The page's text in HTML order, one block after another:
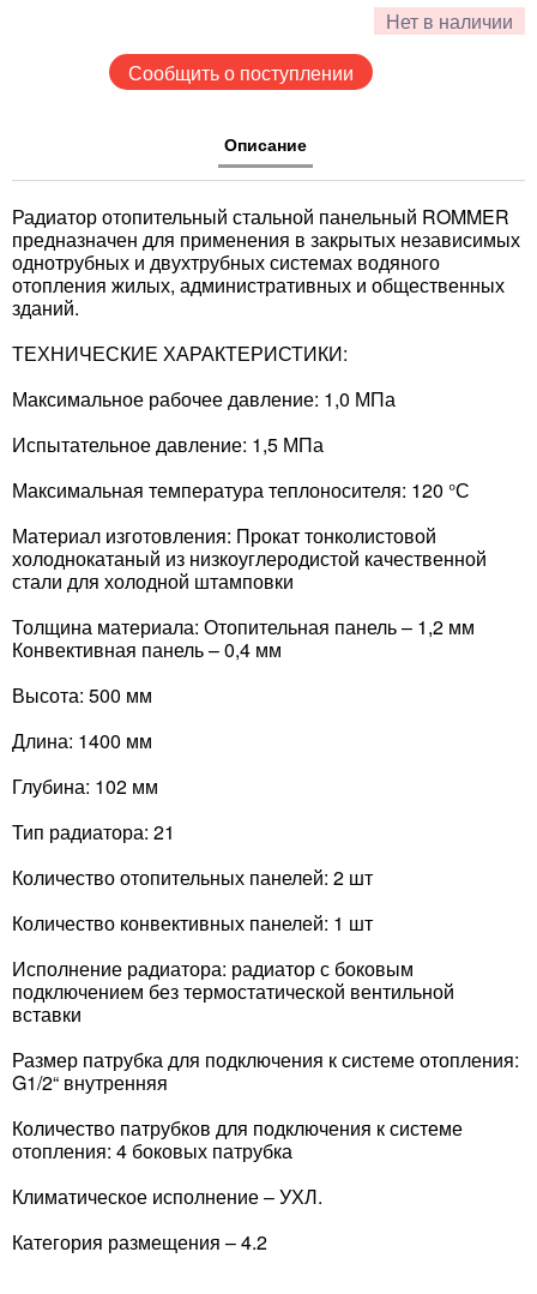
Нет в наличии
Сообщить о поступлении
Описание
Радиатор отопительный стальной панельный ROMMER
предназначен для применения в закрытых независимых
однотрубных и двухтрубных системах водяного
отопления жилых, административных и общественных
зданий.
ТЕХНИЧЕСКИЕ ХАРАКТЕРИСТИКИ:
Максимальное рабочее давление: 1,0 МПа
Испытательное давление: 1,5 МПа
Максимальная температура теплоносителя: 120 °С
Материал изготовления: Прокат тонколистовой
холоднокатаный из низкоуглеродистой качественной
стали для холодной штамповки
Толщина материала: Отопительная панель – 1,2 мм
Конвективная панель – 0,4 мм
Высота: 500 мм
Длина: 1400 мм
Глубина: 102 мм
Тип радиатора: 21
Количество отопительных панелей: 2 шт
Количество конвективных панелей: 1 шт
Исполнение радиатора: радиатор с боковым
подключением без термостатической вентильной
вставки
Размер патрубка для подключения к системе отопления:
G1/2“ внутренняя
Количество патрубков для подключения к системе
отопления: 4 боковых патрубка
Климатическое исполнение – УХЛ.
Категория размещения – 4.2